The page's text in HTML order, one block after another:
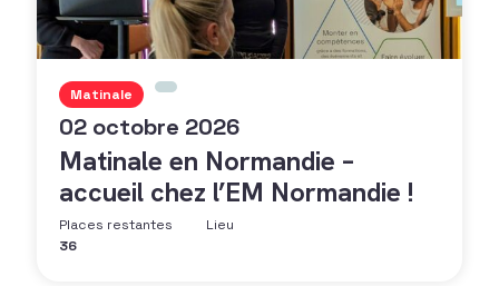
Matinale
02 octobre 2026
Matinale en Normandie –
accueil chez l’EM Normandie !
Places restantes
36
Lieu